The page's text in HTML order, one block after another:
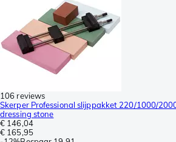
106 reviews
Skerper Professional slijppakket 220/1000/
dressing stone
€ 146,04
€ 165,95